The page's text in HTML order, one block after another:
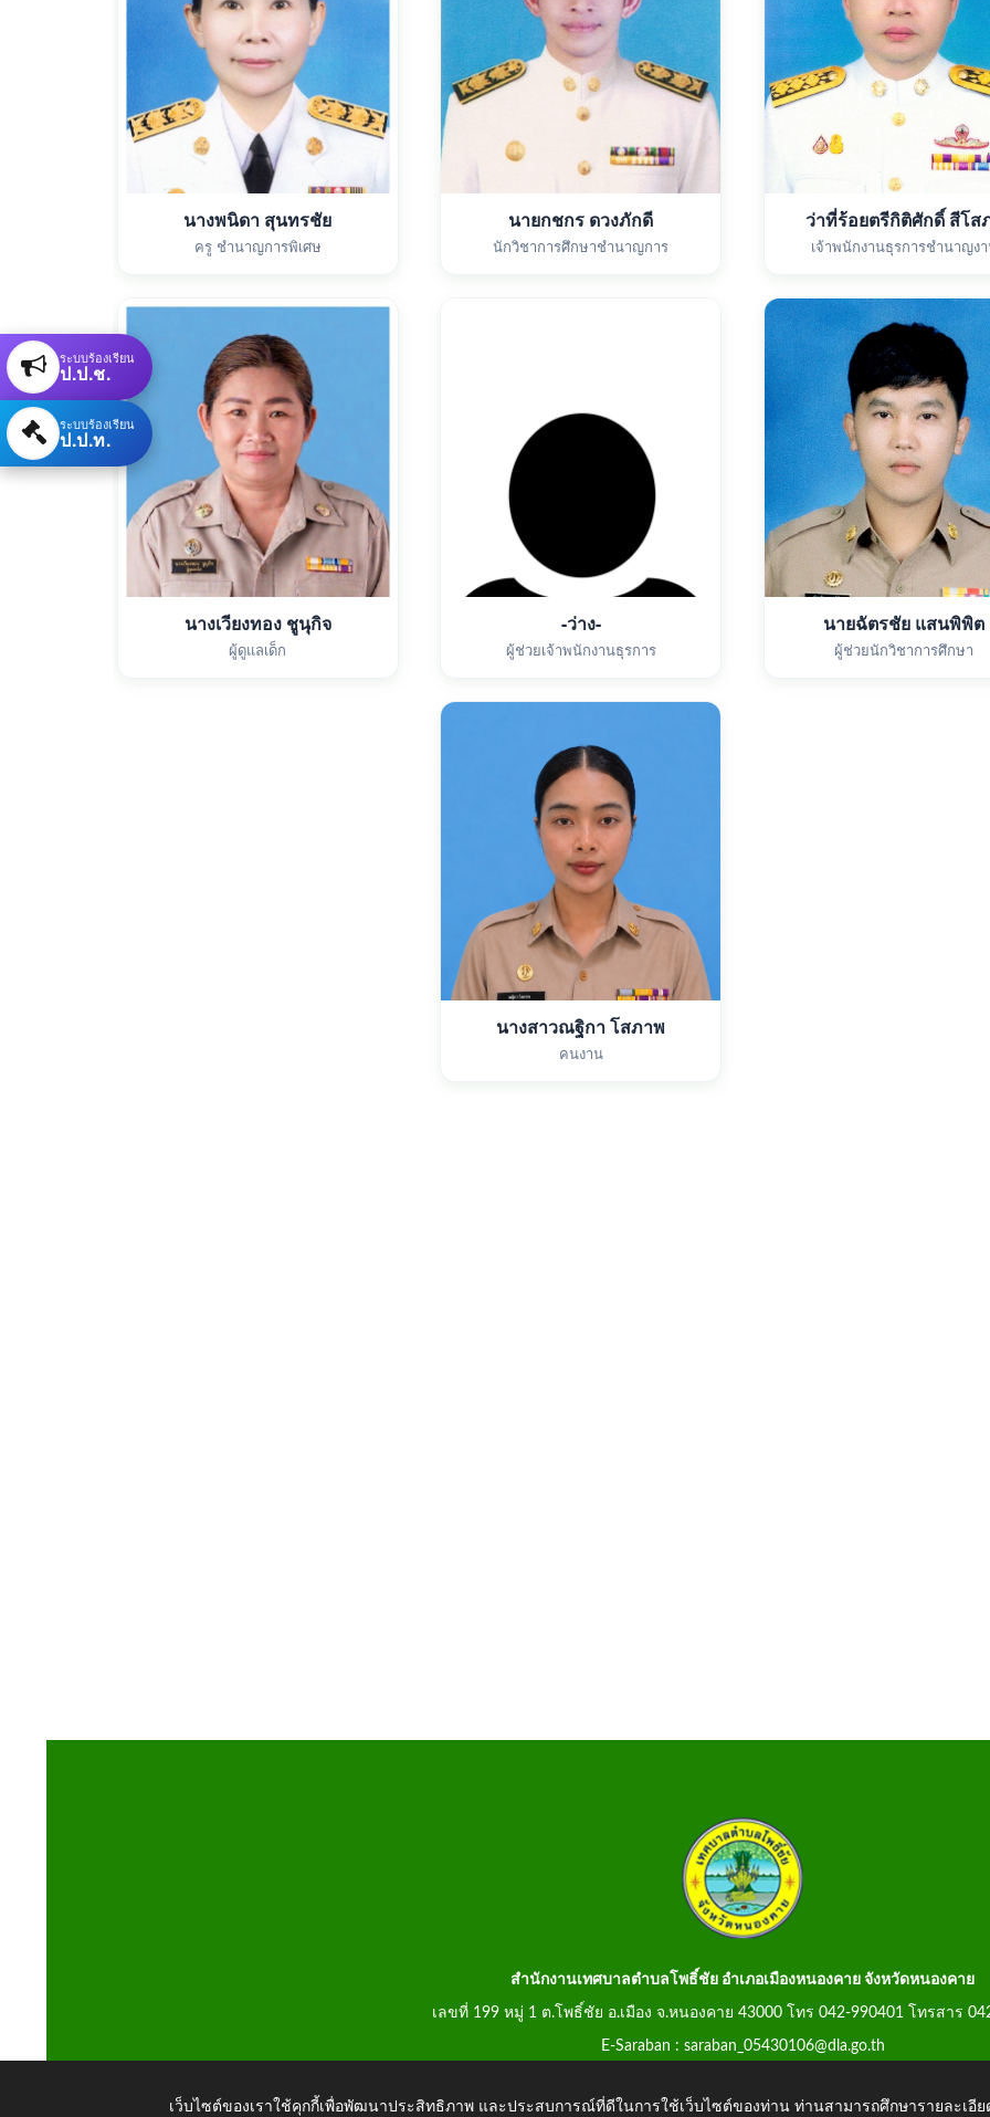
นางพนิดา สุนทรชัย
ครู ชำนาญการพิเศษ
นายกชกร ดวงภักดี
นักวิชาการศึกษาชำนาญการ
ว่าที่ร้อยตรีกิติศักดิ์ สีโส
เจ้าพนักงานธุรการชำนาญง
นางเวียงทอง ชูนุกิจ
ผู้ดูแลเด็ก
-ว่าง-
ผู้ช่วยเจ้าพนักงานธุรการ
นายฉัตรชัย แสนพิพิต
ผู้ช่วยนักวิชาการศึกษา
นางสาวณฐิกา โสภาพ
คนงาน
สำนักงานเทศบาลตำบลโพธิ์ชัย อำเภอเมืองหนองคาย จังหวัดหนองคาย
เลขที่ 199 หมู่ 1 ต.โพธิ์ชัย อ.เมือง จ.หนองคาย 43000 โทร 042-990401 โทรสาร
E-Saraban : saraban_05430106@dla.go.th
ระบบร้องเรียน
ป.ป.ช.
ระบบร้องเรียน
ป.ป.ท.
เว็บไซต์ของเราใช้คุกกี้เพื่อพัฒนาประสิทธิภาพ และประสบการณ์ที่ดีในการใช้เว็บไซต์ของท่าน ท่านสามารถศึกษารายละเอี